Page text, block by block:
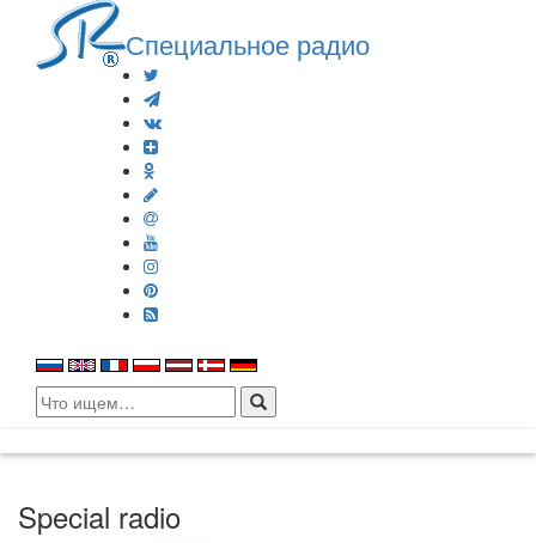
Специальное радио
Search
for:
Special radio